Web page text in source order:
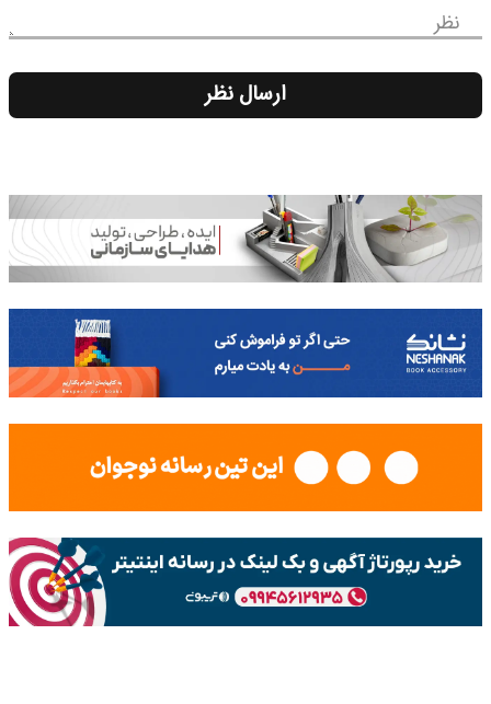
نظر
ارسال نظر